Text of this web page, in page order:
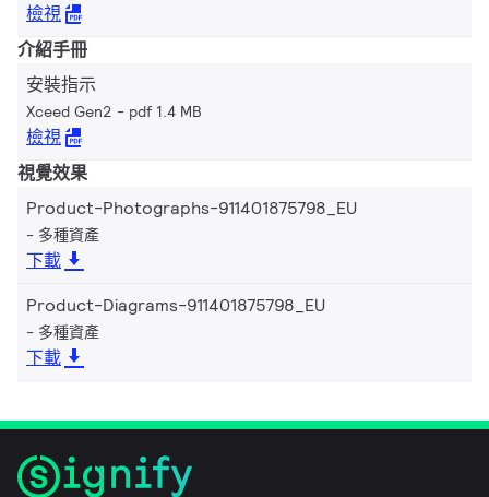
檢視
介紹手冊
安裝指示
Xceed Gen2 pdf 1.4 MB
檢視
視覺效果
Product-Photographs-911401875798_EU
多種資產
下載
Product-Diagrams-911401875798_EU
多種資產
下載